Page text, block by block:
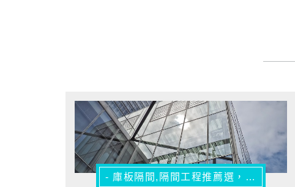
- 庫板隔間,隔間工程推薦選，值得您信賴 ! -